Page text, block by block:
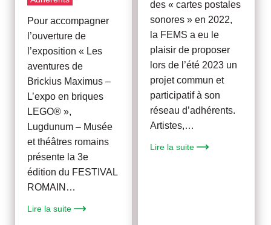
Pour accompagner
l’ouverture de
l’exposition « Les
aventures de
Brickius Maximus –
L’expo en briques
LEGO® »,
Lugdunum – Musée
et théâtres romains
présente la 3e
édition du FESTIVAL
ROMAIN…
Lire la suite
des « cartes postales
sonores » en 2022,
la FEMS a eu le
plaisir de proposer
lors de l’été 2023 un
projet commun et
participatif à son
réseau d’adhérents.
Artistes,…
Lire la suite